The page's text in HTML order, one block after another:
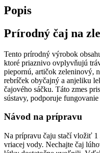
čaj
x
3
Popis
Prírodný čaj na
Tento prírodný výrobok
ktoré priaznivo ovplyvňujú
piepornú, artičok zeleninový,
rebríček obyčajný a anjeliku
čajového sáčku. Táto zmes
sústavy, podporuje
Návod na prípravu
Na prípravu čaju stačí vložiť 1
vriacej vody. Nechajte čaj